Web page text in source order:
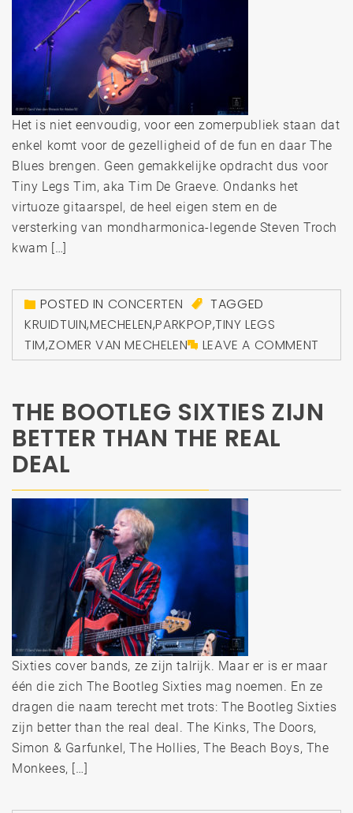
Het is niet eenvoudig, voor een zomerpubliek staan dat
enkel komt voor de gezelligheid of de fun en daar The
Blues brengen. Geen gemakkelijke opdracht dus voor
Tiny Legs Tim, aka Tim De Graeve. Ondanks het
virtuoze gitaarspel, de heel eigen stem en de
versterking van mondharmonica-legende Steven Troch
kwam […]
POSTED IN CONCERTEN
TAGGED
KRUIDTUIN,MECHELEN,PARKPOP,TINY LEGS
TIM,ZOMER VAN MECHELEN LEAVE A COMMENT
THE BOOTLEG SIXTIES ZIJN
BETTER THAN THE REAL
DEAL
Sixties cover bands, ze zijn talrijk. Maar er is er maar
één die zich The Bootleg Sixties mag noemen. En ze
dragen die naam terecht met trots: The Bootleg Sixties
zijn better than the real deal. The Kinks, The Doors,
Simon & Garfunkel, The Hollies, The Beach Boys, The
Monkees, […]